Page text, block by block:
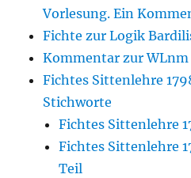
Vorlesung. Ein
Fichte zur Logik
Kommentar zur WLnm
Fichtes Sittenlehre
Stichworte
Fichtes Sittenlehre
Fichtes Sittenlehre
Teil